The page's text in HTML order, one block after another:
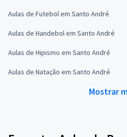
Aulas de Futebol em Santo André
Aulas de Handebol em Santo André
Aulas de Hipismo em Santo André
Aulas de Natação em Santo André
Mostrar